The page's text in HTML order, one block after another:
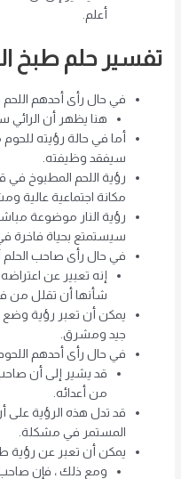
أعلم.
تفسير حلم طبخ
في حال رأى أحدهم
هنا يظهر أن الرائي
أما في حالة رؤيته
سيفقد وظيفته.
رؤية اللحم المطبوخ
مكانة اجتماعية عالية
رؤية النار موضوعة
سيستمتع بحياة فاخرة في
في حال رأى صاحب الحلم
إنه تعبير عن
شأنها أن تقلل من
يمكن أن تعبر رؤية وضع
جيد ومشرق.
في حال رأى أحدهم
قد يشير إلى أن
من أعدائه.
قد تدل هذه الرؤية على
المستمر في مشكلة.
يمكن أن تعبر عن رؤية
ومع ذلك ، فإن صاحب